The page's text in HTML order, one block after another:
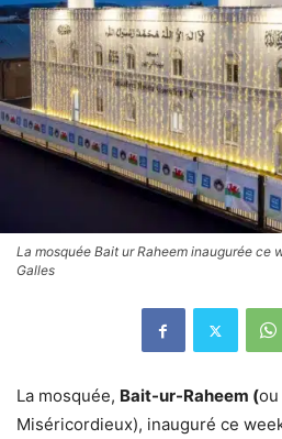
La mosquée Bait ur Raheem inaugurée ce
Galles
La mosquée, Bait-ur-Raheem (ou
Miséricordieux), inauguré ce